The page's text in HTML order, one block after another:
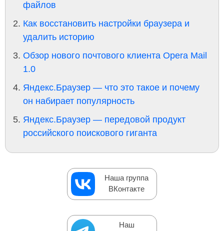
файлов
Как восстановить настройки браузера и
удалить историю
Обзор нового почтового клиента Opera Mail
1.0
Яндекс.Браузер — что это такое и почему
он набирает популярность
Яндекс.Браузер — передовой продукт
российского поискового гиганта
Наша группа
ВКонтакте
Наш